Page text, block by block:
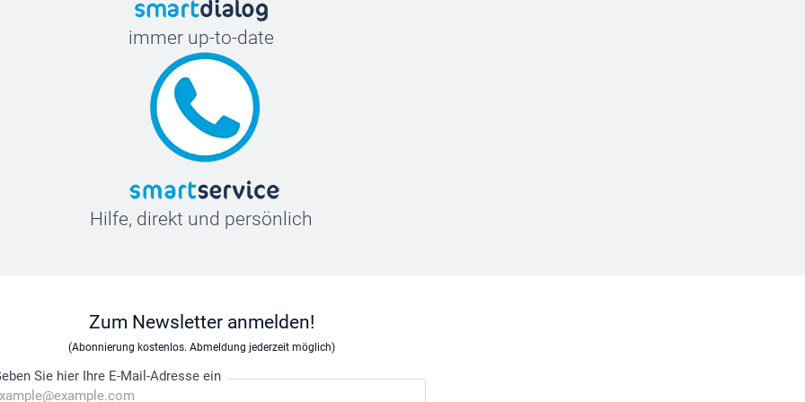
immer up-to-date
Hilfe, direkt und persönlich
Zum Newsletter anmelden!
(Abonnierung kostenlos. Abmeldung jederzeit möglich)
Sie hier Ihre E-Mail-Adresse ein